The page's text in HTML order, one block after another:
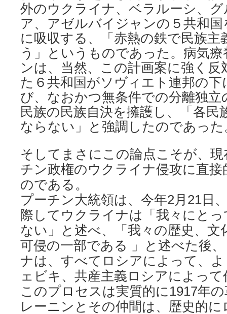
外のウクライナ、ベラルーシ、
ア、アゼルバイジャンの５共和
に吸収する、「赤熱の鉄で民族主
う」というものであった。病気
ンは、当然、この計画案に強く
た６共和国がソヴィエト連邦の
び、なおかつ無条件での分離独
民族の民族自決を擁護し、「各民
ならない」と強調したのであった
そしてまさにこの論点こそが、
チン政権のウクライナ侵攻に直
のである。
プーチン大統領は、今年2月21日
際してウクライナは「我々にと
ない」と述べ、「我々の歴史、文
可侵の一部である 」と述べた後
ナは、すべてロシアによって、
ェビキ、共産主義ロシアによっ
このプロセスは実質的に1917年
レーニンとその仲間は、歴史的